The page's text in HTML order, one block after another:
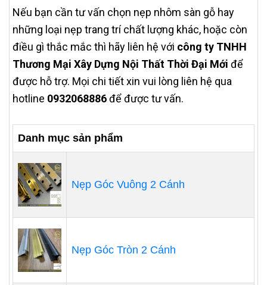
Nếu bạn cần tư vấn chọn nẹp nhôm sàn gỗ hay
những loại nẹp trang trí chất lượng khác, hoặc còn
điều gì thắc mắc thì hãy liên hệ với công ty TNHH
Thương Mại Xây Dựng Nội Thất Thời Đại Mới để
được hỗ trợ. Mọi chi tiết xin vui lòng liên hệ qua
hotline 0932068886để được tư vấn.
Danh mục sản phẩm
Nẹp Góc Vuông 2 Cánh
Nẹp Góc Tròn 2 Cánh